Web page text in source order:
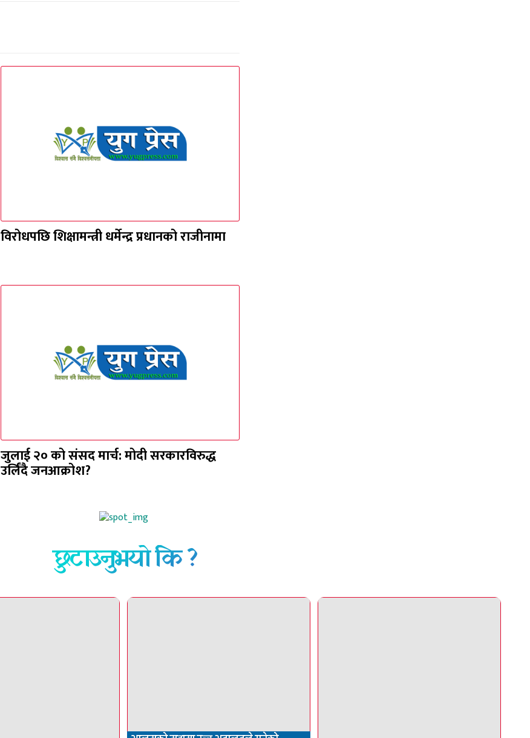
विरोधपछि शिक्षामन्त्री धर्मेन्द्र प्रधानको राजीनामा
जुलाई २० को संसद मार्च: मोदी सरकारविरुद्ध
उर्लिंदै जनआक्रोश?
छुटाउनुभयो कि ?